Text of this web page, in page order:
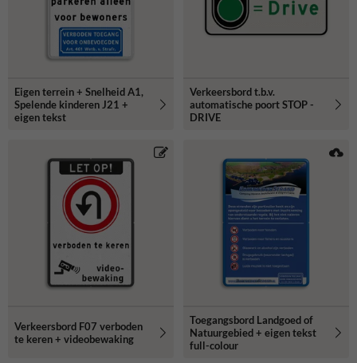
Eigen terrein + Snelheid A1,
Spelende kinderen J21 +
eigen tekst
Verkeersbord t.b.v.
automatische poort STOP -
DRIVE
Verkeersbord F07 verboden
te keren + videobewaking
Toegangsbord Landgoed of
Natuurgebied + eigen tekst
full-colour